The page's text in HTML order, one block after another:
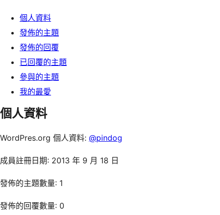
個人資料
發佈的主題
發佈的回覆
已回覆的主題
參與的主題
我的最愛
個人資料
WordPres.org 個人資料: @pindog
成員註冊日期: 2013 年 9 月 18 日
發佈的主題數量: 1
發佈的回覆數量: 0